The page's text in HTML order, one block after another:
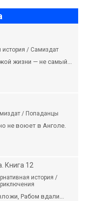
история / Самиздат
жизни — не самый...
/ Попаданцы
не воюет в Анголе.
Книга 12
история /
Рабом вдали...